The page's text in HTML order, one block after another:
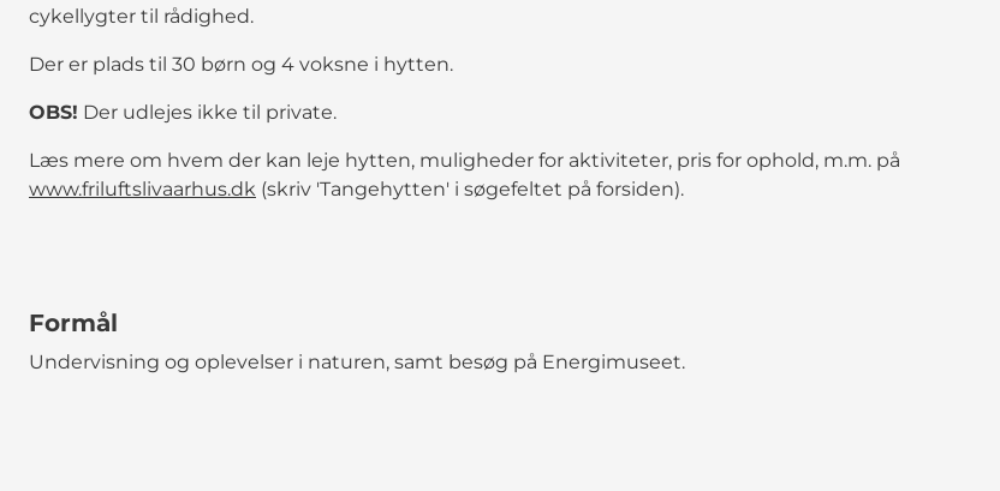
cykellygter til rådighed.
Der er plads til 30 børn og 4 voksne i hytten.
OBS! Der udlejes ikke til private.
Læs mere om hvem der kan leje hytten, muligheder for aktiviteter, pris for ophold, m.m. på
www.friluftslivaarhus.dk (skriv 'Tangehytten' i søgefeltet på forsiden).
Formål
Undervisning og oplevelser i naturen, samt besøg på Energimuseet.